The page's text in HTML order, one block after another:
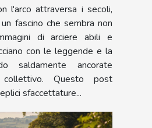
l'arco attraversa i secoli,
fascino che sembra non
di arciere abili e
con le leggende e la
saldamente ancorate
collettivo. Questo post
sfaccettature...